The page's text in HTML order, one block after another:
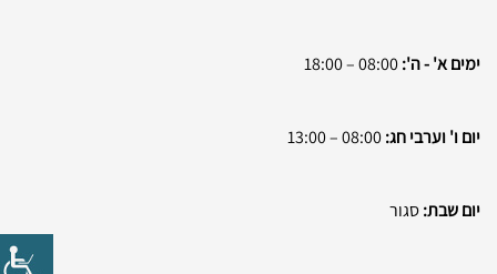
ימים א' - ה':
יום ו' וערבי חג:
יום שבת:סגור